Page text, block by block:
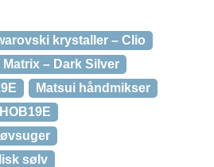
krystaller – Clio
Matrix – Dark Silver
Matsui håndmikser
sølv